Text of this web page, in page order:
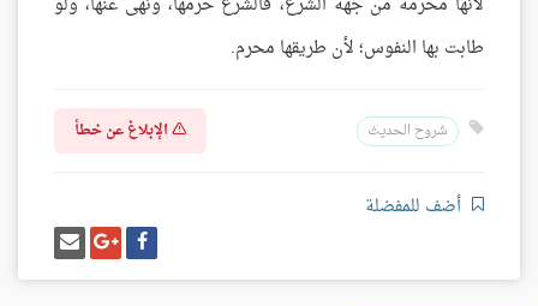
طابت بها النفوس؛ لأن طريقها محرم.
شروح الحديث الإبلاغ عن خطأ
أضف للمفضلة
شارك
على
فيسبوك
شارك
على
غوغل
بلس
إرسل
إيميل